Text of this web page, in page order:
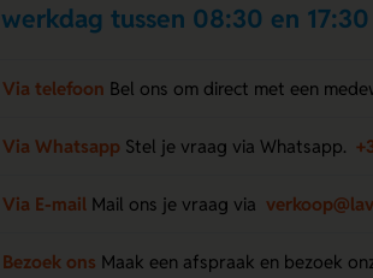
tussen 08:30 en
Via telefoon Bel ons om direct met een
Via Whatsapp Stel je vraag via Whatsapp.
Via E-mail Mail ons je vraag via
Bezoek ons Maak een afspraak en bezoek